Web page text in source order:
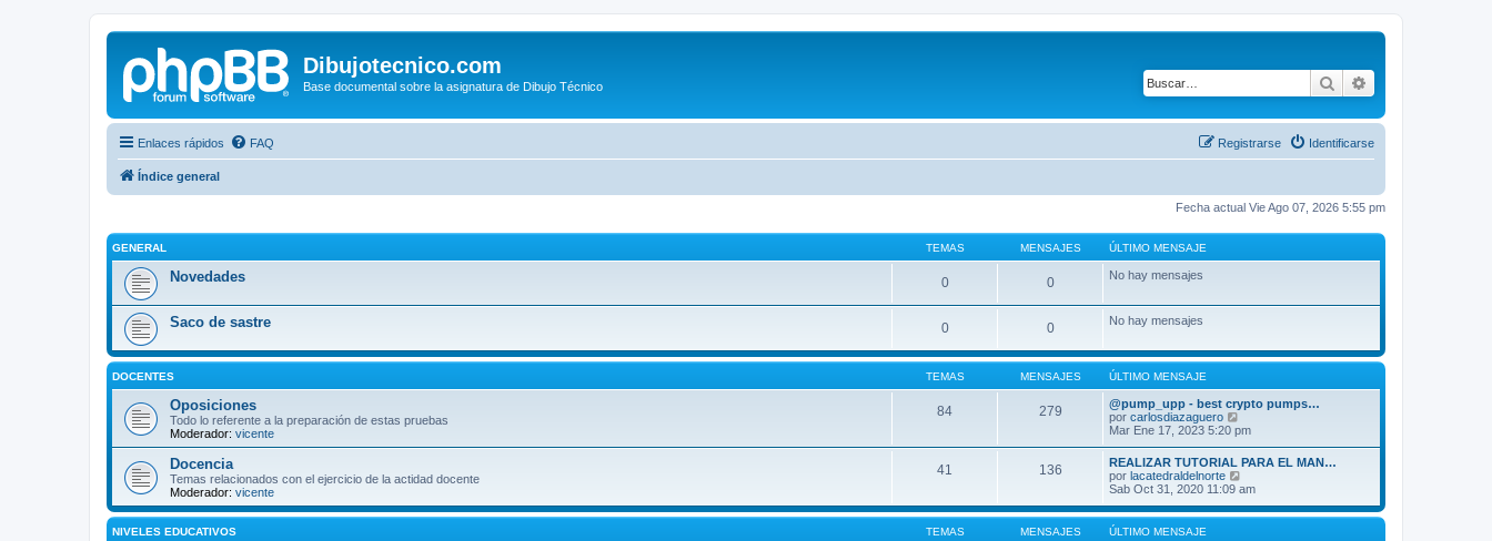
Dibujotecnico.com
Base documental sobre la asignatura de Dibujo Técnico Buscar
Enlaces rápidos FAQ Identificarse
Registrarse
Índice general
Fecha actual Vie Ago 07, 2026 5:55 pm
GENERAL TEMAS MENSAJES ÚLTIMO MENSAJE
Novedades 0 0 No hay mensajes
Saco de sastre 0 0 No hay mensajes
DOCENTES TEMAS MENSAJES ÚLTIMO MENSAJE
Oposiciones
Todo lo referente a la preparación de estas pruebas
Moderador: vicente
84 279
@pump_upp - best crypto pumps…
por carlosdiazaguero
e
ú
l
t
i
m
o
Mar Ene 17, 2023 5:20 pm
Docencia
Temas relacionados con el ejercicio de la actidad docente
Moderador: vicente
41 136
REALIZAR TUTORIAL PARA EL MAN…
por lacatedraldelnorte
e
ú
Sab Oct 31, 2020 11:09 am
NIVELES EDUCATIVOS TEMAS MENSAJES ÚLTIMO MENSAJE